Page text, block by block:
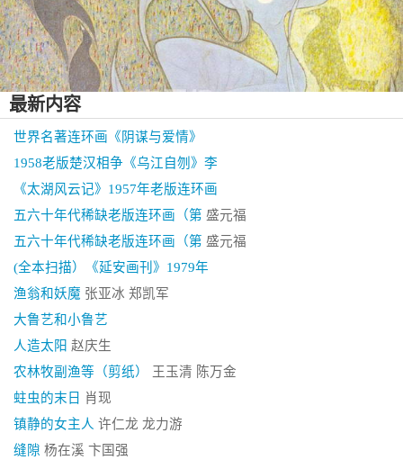
最新内容
世界名著连环画《阴谋与爱情》
1958老版楚汉相争《乌江自刎》李
《太湖风云记》1957年老版连环画
五六十年代稀缺老版连环画（第 盛元福
五六十年代稀缺老版连环画（第 盛元福
(全本扫描）《延安画刊》1979年
渔翁和妖魔 张亚冰 郑凯军
大鲁艺和小鲁艺
人造太阳 赵庆生
农林牧副渔等（剪纸）
王玉清 陈万金
蛀虫的末日
肖现
镇静的女主人 许仁龙 龙力游
缝隙 杨在溪 卞国强